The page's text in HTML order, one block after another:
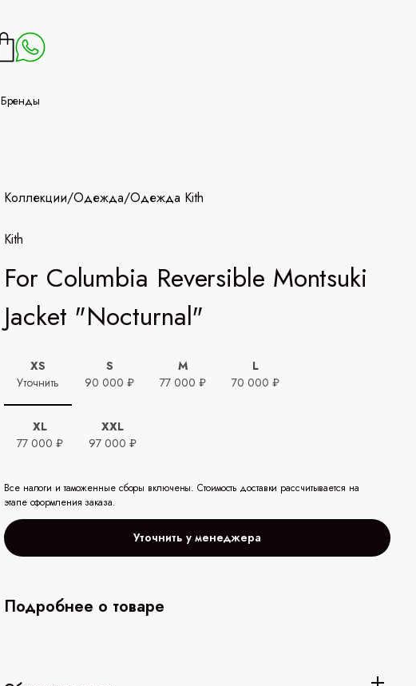
Бренды
Коллекции/Одежда/Одежда Kith
Kith
For Columbia Reversible Montsuki
Jacket "Nocturnal"
XS
Уточнить
S
90 000 ₽
M
77 000 ₽
L
70 000 ₽
XL
77 000 ₽
XXL
97 000 ₽
Все налоги и таможенные сборы включены. Стоимость доставки рассчитывается на
этапе оформления заказа.
Уточнить у менеджера
Подробнее о товаре